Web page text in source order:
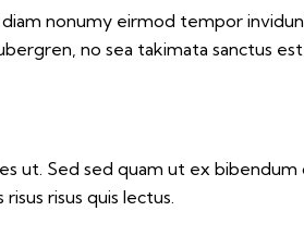
nonumy eirmod tempor
no sea takimata sanctus
ut. Sed sed quam ut ex
risus quis lectus.